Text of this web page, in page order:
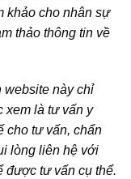
khảo cho nhân sự
thảo thông tin về
website này chỉ
xem là tư vấn y
cho tư vấn, chẩn
lòng liên hệ với
được tư vấn cụ thể.